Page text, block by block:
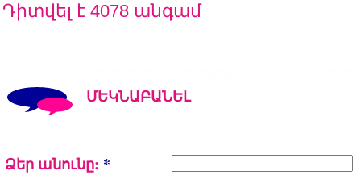
Դիտվել է 4078 անգամ
ՄԵԿՆԱԲԱՆԵԼ
Ձեր անունը: *